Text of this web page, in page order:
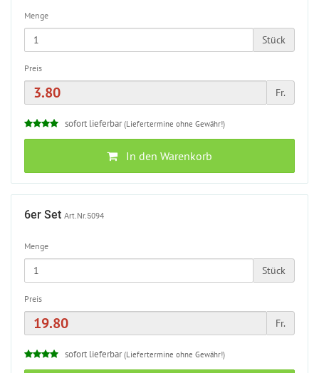
Menge
Stück
Preis
Fr.
sofort lieferbar (Liefertermine ohne Gewähr!)
In den Warenkorb
6er Set Art.Nr.5094
Menge
Stück
Preis
Fr.
sofort lieferbar (Liefertermine ohne Gewähr!)